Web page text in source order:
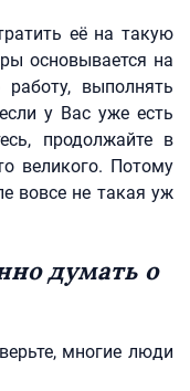
её на такую
основывается на
выполнять
у Вас уже есть
продолжайте в
великого. Потому
вовсе не такая уж
думать о
многие люди